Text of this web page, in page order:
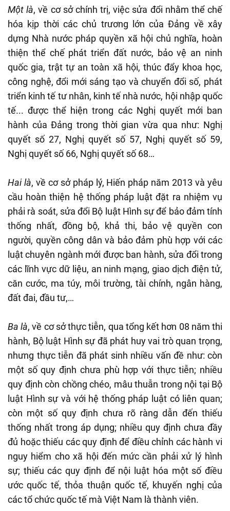
Một là, về cơ sở chính trị, việc sửa đổi nhằm thể chế
hóa kịp thời các chủ trương lớn của Đảng về xây
dựng Nhà nước pháp quyền xã hội chủ nghĩa, hoàn
thiện thể chế phát triển đất nước, bảo vệ an ninh
quốc gia, trật tự an toàn xã hội, thúc đẩy khoa học,
công nghệ, đổi mới sáng tạo và chuyển đổi số, phát
triển kinh tế tư nhân, kinh tế nhà nước, hội nhập quốc
tế... được thể hiện trong các Nghị quyết mới ban
hành của Đảng trong thời gian vừa qua như: Nghị
quyết số 27, Nghị quyết số 57, Nghị quyết số 59,
Nghị quyết số 66, Nghị quyết số 68…
Hai là, về cơ sở pháp lý, Hiến pháp năm 2013 và yêu
cầu hoàn thiện hệ thống pháp luật đặt ra nhiệm vụ
phải rà soát, sửa đổi Bộ luật Hình sự để bảo đảm tính
thống nhất, đồng bộ, khả thi, bảo vệ quyền con
người, quyền công dân và bảo đảm phù hợp với các
luật chuyên ngành mới được ban hành, sửa đổi trong
các lĩnh vực dữ liệu, an ninh mạng, giao dịch điện tử,
căn cước, ma túy, môi trường, tài chính, ngân hàng,
đất đai, đầu tư,…
Ba là, về cơ sở thực tiễn, qua tổng kết hơn 08 năm thi
hành, Bộ luật Hình sự đã phát huy vai trò quan trọng,
nhưng thực tiễn đã phát sinh nhiều vấn đề như: còn
một số quy định chưa phù hợp với thực tiễn; nhiều
quy định còn chồng chéo, mâu thuẫn trong nội tại Bộ
luật Hình sự và với hệ thống pháp luật có liên quan;
còn một số quy định chưa rõ ràng dẫn đến thiếu
thống nhất trong áp dụng; nhiều quy định chưa đầy
đủ hoặc thiếu các quy định để điều chỉnh các hành vi
nguy hiểm cho xã hội đến mức cần phải xử lý hình
sự; thiếu các quy định để nội luật hóa một số điều
ước quốc tế, thỏa thuận quốc tế, khuyến nghị của
các tổ chức quốc tế mà Việt Nam là thành viên.